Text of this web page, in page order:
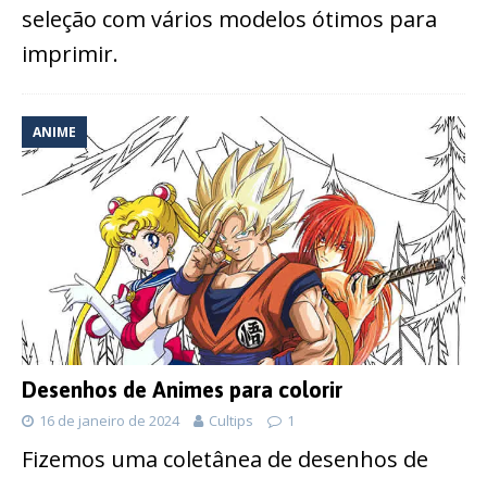
seleção com vários modelos ótimos para
imprimir.
ANIME
Desenhos de Animes para colorir
16 de janeiro de 2024 Cultips 1
Fizemos uma coletânea de desenhos de